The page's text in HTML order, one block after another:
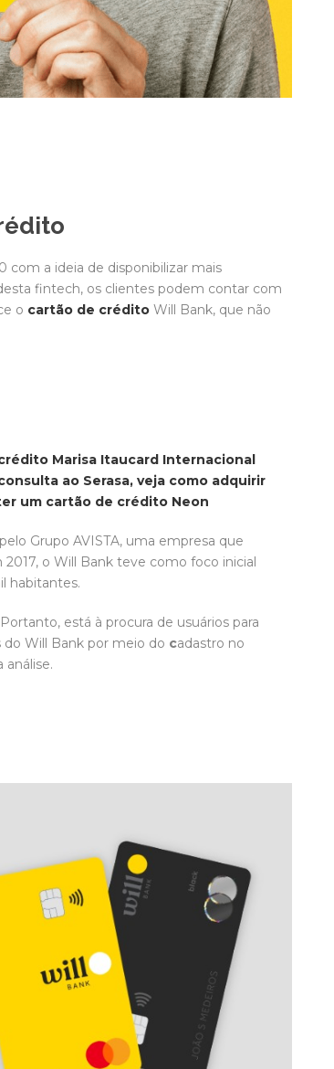
com a ideia de disponibilizar mais
fintech, os clientes podem contar com
o cartão de crédito Will Bank, que não
Marisa Itaucard Internacional
ao Serasa, veja como adquirir
um cartão de crédito Neon
Grupo AVISTA, uma empresa que
o Will Bank teve como foco inicial
habitantes.
está à procura de usuários para
Will Bank por meio do cadastro no
análise.